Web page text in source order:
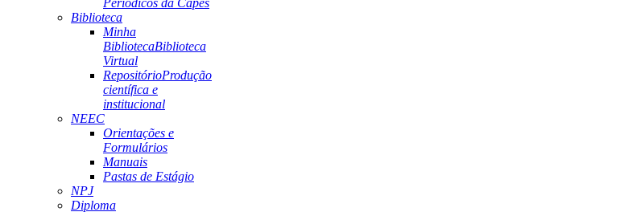
Periódicos da Capes
Biblioteca
Minha
BibliotecaBiblioteca
Virtual
RepositórioProdução
científica e
institucional
NEEC
Orientações e
Formulários
Manuais
Pastas de Estágio
NPJ
Diploma